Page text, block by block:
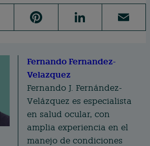
Pi
n
re
st
Li
n
e
d
I
n
E
m
Fernando Fernandez-
Velazquez
Fernando J. Fernández-
Velázquez es especialista
en salud ocular, con
amplia experiencia en el
manejo de condiciones